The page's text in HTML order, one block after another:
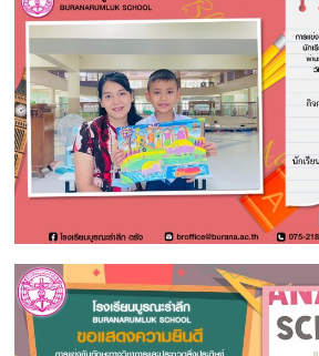
วินัย
ใฝ่
คุณธรรม
ค้ำจุน
สังคม